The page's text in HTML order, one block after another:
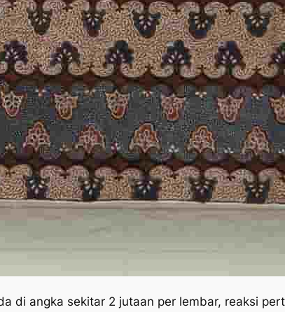
di angka sekitar 2 jutaan per lembar, reaksi